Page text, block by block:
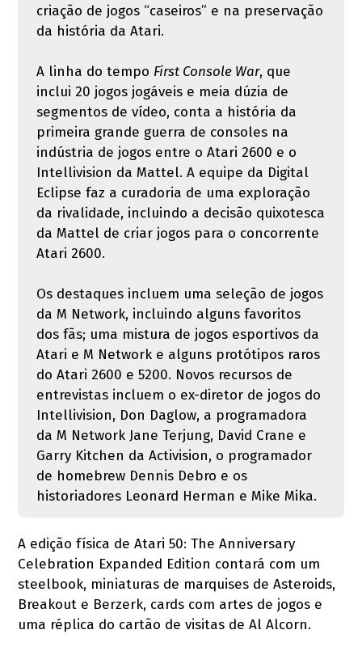
criação de jogos “caseiros” e na preservação
da história da Atari.
A linha do tempo First Console War, que
inclui 20 jogos jogáveis ​​e meia dúzia de
segmentos de vídeo, conta a história da
primeira grande guerra de consoles na
indústria de jogos entre o Atari 2600 e o
Intellivision da Mattel. A equipe da Digital
Eclipse faz a curadoria de uma exploração
da rivalidade, incluindo a decisão quixotesca
da Mattel de criar jogos para o concorrente
Atari 2600.
Os destaques incluem uma seleção de jogos
da M Network, incluindo alguns favoritos
dos fãs; uma mistura de jogos esportivos da
Atari e M Network e alguns protótipos raros
do Atari 2600 e 5200. Novos recursos de
entrevistas incluem o ex-diretor de jogos do
Intellivision, Don Daglow, a programadora
da M Network Jane Terjung, David Crane e
Garry Kitchen da Activision, o programador
de homebrew Dennis Debro e os
historiadores Leonard Herman e Mike Mika.
A edição física de Atari 50: The Anniversary
Celebration Expanded Edition contará com um
steelbook, miniaturas de marquises de Asteroids,
Breakout e Berzerk, cards com artes de jogos e
uma réplica do cartão de visitas de Al Alcorn.